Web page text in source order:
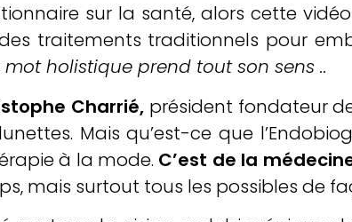
sur la santé, alors cette vidéo
traitements traditionnels pour
mot holistique prend tout son sens ..
Charrié, président fondateur
Mais qu’est-ce que
à la mode. C’est de la
mais surtout tous les possibles de